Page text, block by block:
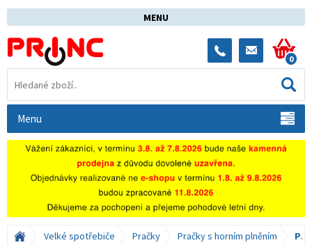
MENU
0
Menu
Velké spotřebiče Pračky Pračky s horním plněním Pračka Whirlpool TDLR 6240S EU/N